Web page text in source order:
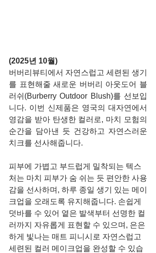
(2025년 10월)
버버리뷰티에서 자연스럽고 세련된 생기
를 표현해줄 새로운 버버리 아웃도어 블
러쉬(Burberry Outdoor Blush)를 선보입
니다. 이번 신제품은 영국의 대자연에서
영감을 받아 탄생한 컬러로, 마치 모험의
순간을 담아낸 듯 건강하고 자연스러운
치크를 선사해줍니다.
피부에 가볍고 부드럽게 밀착되는 텍스
처는 마치 피부가 숨 쉬는 듯 편안한 사용
감을 선사하며, 하루 종일 생기 있는 메이
크업을 오래도록 유지해줍니다. 손쉽게
덧바를 수 있어 옅은 발색부터 선명한 컬
러까지 자유롭게 표현할 수 있으며, 은은
하게 빛나는 매트 피니시로 자연스럽고
세련된 컬러 메이크업을 완성할 수 있습